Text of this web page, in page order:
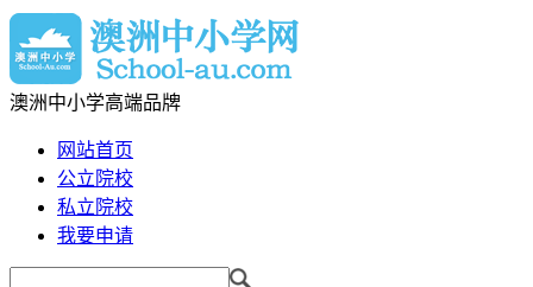
澳洲中小学高端品牌
网站首页
公立院校
私立院校
我要申请